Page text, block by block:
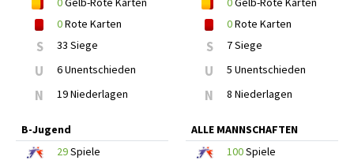
0Rote Karten
S 33 Siege
U 6 Unentschieden
N 19 Niederlagen
0Rote Karten
S 7 Siege
U 5 Unentschieden
N 8 Niederlagen
B-Jugend
29Spiele
ALLE MANNSCHAFTEN
100Spiele